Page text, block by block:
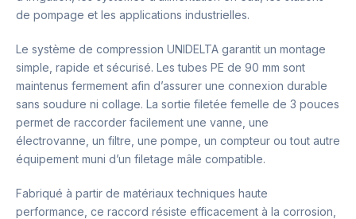
de pompage et les applications industrielles.
Le système de compression UNIDELTA garantit un montage
simple, rapide et sécurisé. Les tubes PE de 90 mm sont
maintenus fermement afin d’assurer une connexion durable
sans soudure ni collage. La sortie filetée femelle de 3 pouces
permet de raccorder facilement une vanne, une
électrovanne, un filtre, une pompe, un compteur ou tout autre
équipement muni d’un filetage mâle compatible.
Fabriqué à partir de matériaux techniques haute
performance, ce raccord résiste efficacement à la corrosion,